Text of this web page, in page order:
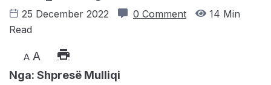
25 December 2022 0 Comment
14 Min
Read
A A
Nga: Shpresë Mulliqi